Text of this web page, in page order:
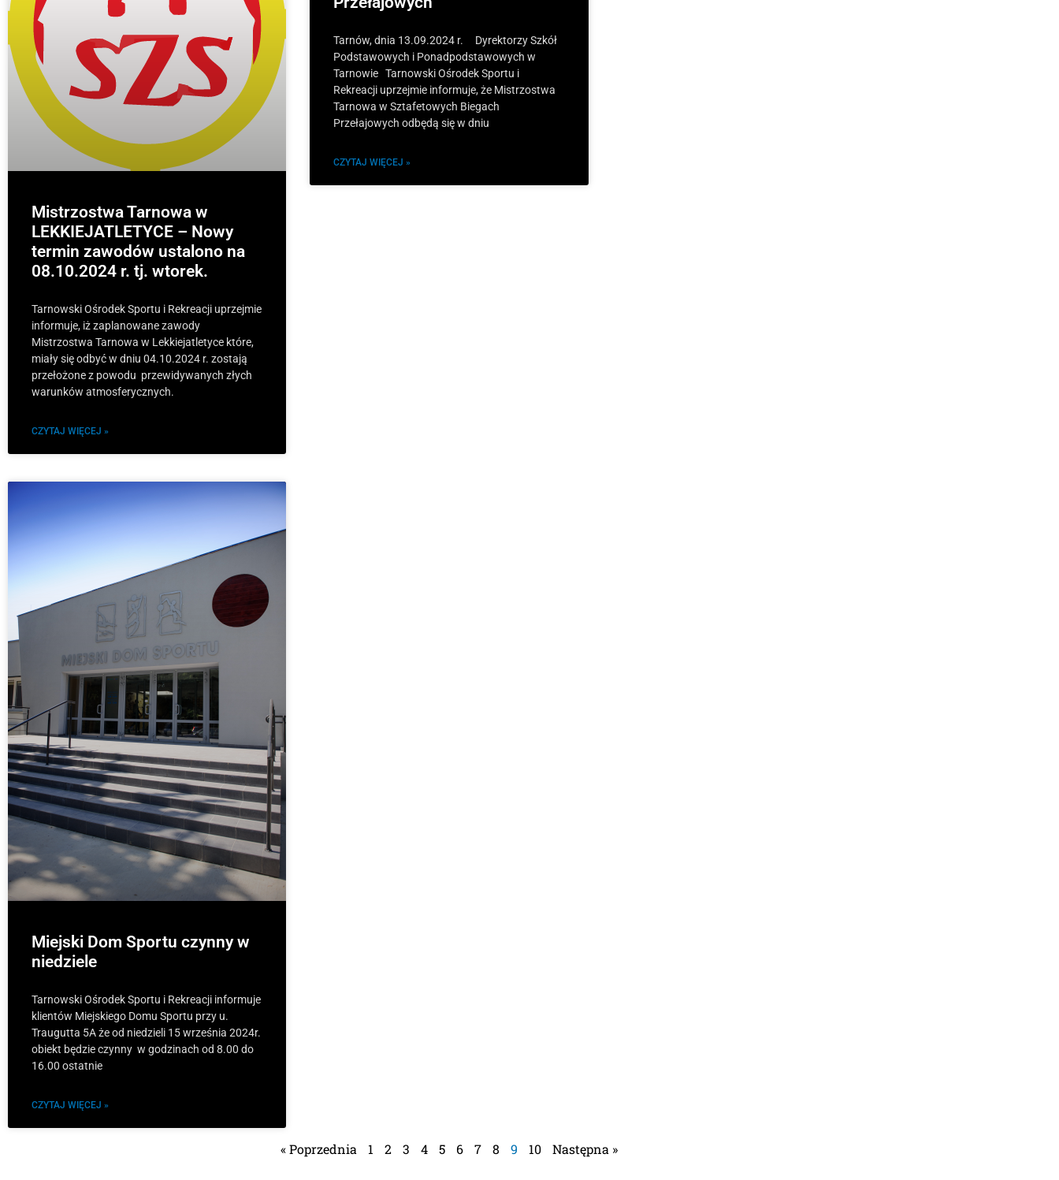
Mistrzostwa Tarnowa w
LEKKIEJATLETYCE – Nowy
termin zawodów ustalono na
08.10.2024 r. tj. wtorek.
Tarnowski Ośrodek Sportu i Rekreacji uprzejmie
informuje, iż zaplanowane zawody
Mistrzostwa Tarnowa w Lekkiejatletyce które,
miały się odbyć w dniu 04.10.2024 r. zostają
przełożone z powodu przewidywanych złych
warunków atmosferycznych.
CZYTAJ WIĘCEJ »
Tarnów, dnia 13.09.2024 r. Dyrektorzy Szkół
Podstawowych i Ponadpodstawowych w
Tarnowie Tarnowski Ośrodek Sportu i
Rekreacji uprzejmie informuje, że Mistrzostwa
Tarnowa w Sztafetowych Biegach
Przełajowych odbędą się w dniu
CZYTAJ WIĘCEJ »
Miejski Dom Sportu czynny w
niedziele
Tarnowski Ośrodek Sportu i Rekreacji informuje
klientów Miejskiego Domu Sportu przy u.
Traugutta 5A że od niedzieli 15 września 2024r.
obiekt będzie czynny w godzinach od 8.00 do
16.00 ostatnie
CZYTAJ WIĘCEJ »
« Poprzednia 1 2 3 4 5 6 7 8 9 10 Następna »